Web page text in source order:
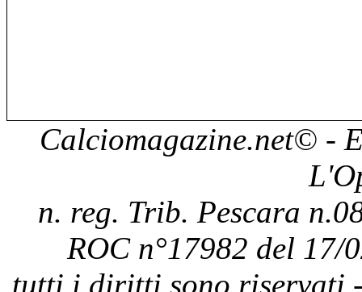
Calciomagazine.net© -
n. reg. Trib. Pescara
ROC n°17982 del 17/
tutti i diritti sono riservati